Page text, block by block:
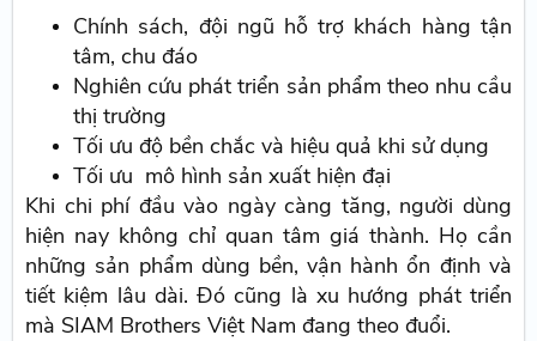
Chính sách, đội ngũ hỗ trợ khách hàng tận
tâm, chu đáo
Nghiên cứu phát triển sản phẩm theo nhu cầu
thị trường
Tối ưu độ bền chắc và hiệu quả khi sử dụng
Tối ưu mô hình sản xuất hiện đại
Khi chi phí đầu vào ngày càng tăng, người dùng
hiện nay không chỉ quan tâm giá thành. Họ cần
những sản phẩm dùng bền, vận hành ổn định và
tiết kiệm lâu dài. Đó cũng là xu hướng phát triển
mà SIAM Brothers Việt Nam đang theo đuổi.